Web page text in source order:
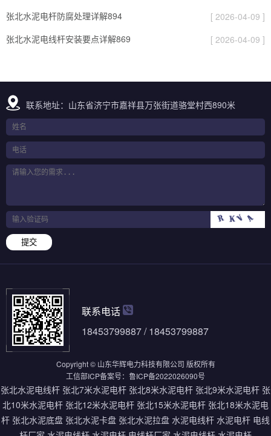
张北水泥电杆防腐处理详解894
[ 2026-04-09 ]
张北水泥电线杆安装要点详解869
[ 2026-04-09 ]
联系地址：山东省济宁市嘉祥县万张街道骆堂村西890米
提交
联系电话
18453799887 / 18453799887
Copyright © 山东华辉电力科技有限公司 版权所有
工信部ICP备案号： 鲁ICP备2022026090号
张北水泥电线杆 张北7米水泥电杆 张北8米水泥电杆 张北9米水泥电杆 张
北10米水泥电杆 张北12米水泥电杆 张北15米水泥电杆 张北18米水泥电
杆 张北水泥底盘 张北水泥卡盘 张北水泥拉盘 水泥电线杆 水泥电杆 电线